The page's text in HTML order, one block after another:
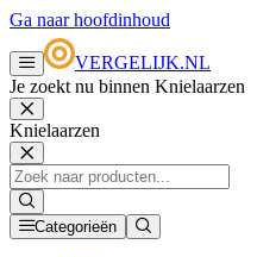
Ga naar hoofdinhoud
VERGELIJK.NL
Je zoekt nu binnen Knielaarzen
Knielaarzen
Categorieën